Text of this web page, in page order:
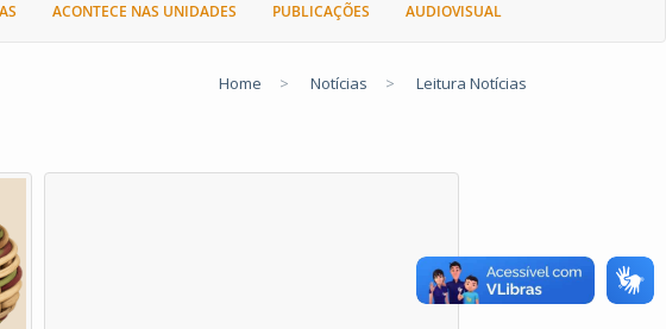
ACONTECE NAS UNIDADES PUBLICAÇÕES AUDIOVISUAL
Home > Notícias > Leitura Notícias